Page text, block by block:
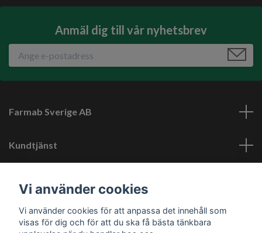
Anmäl dig till vår nyhetsbrev
Farmab Sverige AB
Kundtjänst
Sociala medier
Vi använder cookies
Vi använder cookies för att anpassa det innehåll som
visas för dig och för att du ska få bästa tänkbara